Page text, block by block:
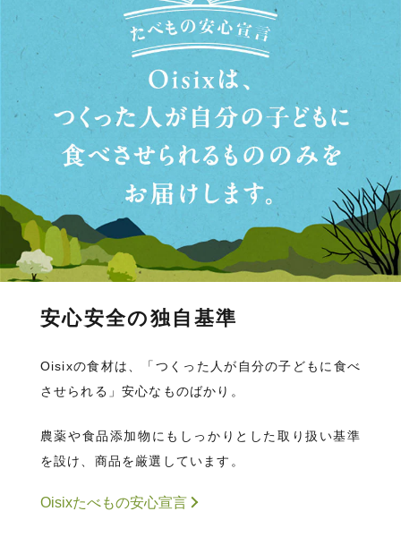
安心安全の独自基準
Oisixの食材は、「つくった人が自分の子どもに食べ
させられる」安心なものばかり。
農薬や食品添加物にもしっかりとした取り扱い基準
を設け、商品を厳選しています。
Oisixたべもの安心宣言